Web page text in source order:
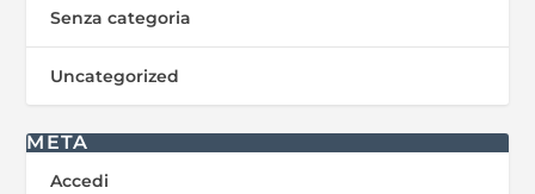
Senza categoria
Uncategorized
META
Accedi